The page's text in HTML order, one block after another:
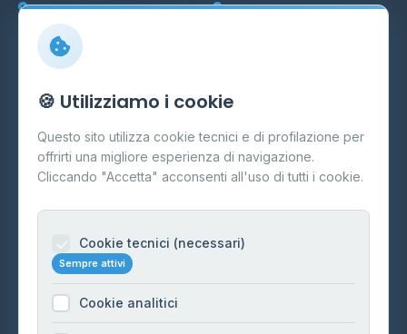
Marche Veneto
Info
Cos'è il GPL
FAQ
Contatti
Informazioni legali
Cookie Policy
🍪 Utilizziamo i cookie
Questo sito utilizza cookie tecnici e di profilazione per
offrirti una migliore esperienza di navigazione.
Cliccando "Accetta" acconsenti all'uso di tutti i cookie.
Cookie tecnici (necessari)
Sempre attivi
Cookie analitici